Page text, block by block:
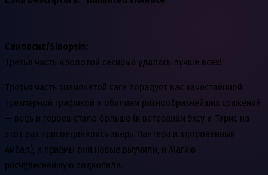
Синопсис/Sinopsis:
Третья часть «Золотой секиры» удалась лучше всех!
Третья часть знаменитой саги порадует вас качественной
трехмерной графикой и обилием разнообразнейших сражений
— ведь и героев стало больше (к ветеранам Эксу и Тирис на
этот раз присоединились зверь-Пантера и здоровенный
Амбал), и приемы они новые выучили, и Магию
расчудеснейшую подкопили.